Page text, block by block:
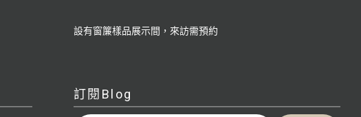
設有窗簾樣品展示間，來訪需預約
訂閱Blog
輸入你的電子郵件地址…